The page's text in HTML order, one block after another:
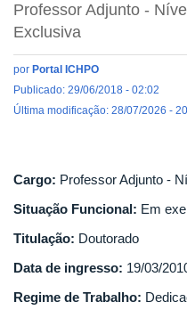
Professor Adjunto -
Exclusiva
por Portal ICHPO
Publicado: 29/06/2018 - 02:02
Última modificação: 28/07/2026 -
Cargo: Professor Adjunto -
Situação Funcional: Em
Titulação: Doutorado
Data de ingresso: 19/03/
Regime de Trabalho: